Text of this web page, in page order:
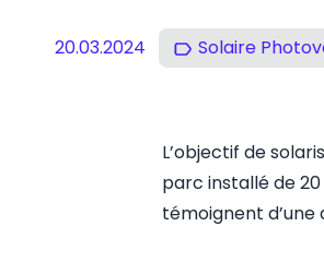
20.03.2024 Solaire
L’objectif de
parc installé de
témoignent